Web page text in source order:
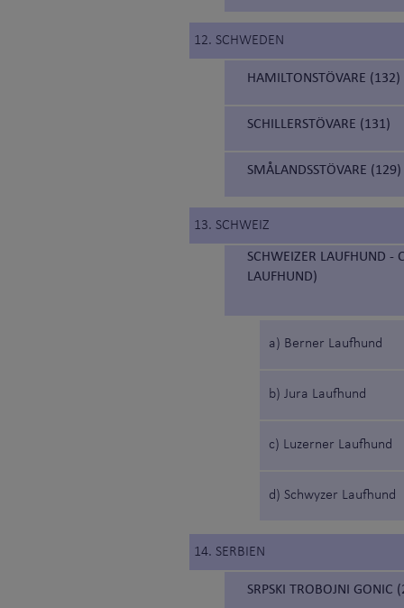
12. SCHWEDEN
HAMILTONSTÖVARE (132)
SCHILLERSTÖVARE (131)
SMÅLANDSSTÖVARE (129)
13. SCHWEIZ
SCHWEIZER LAUFHUND -
LAUFHUND)
a) Berner Laufhund
b) Jura Laufhund
c) Luzerner Laufhund
d) Schwyzer Laufhund
14. SERBIEN
SRPSKI TROBOJNI GONIC